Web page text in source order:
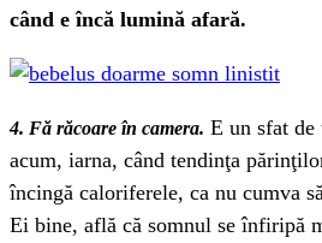
când e încă lumină afară.
4. Fă răcoare în camera. E un sfat
acum, iarna, când tendinţa
încingă caloriferele, ca nu cumva
Ei bine, află că somnul se înfiripă